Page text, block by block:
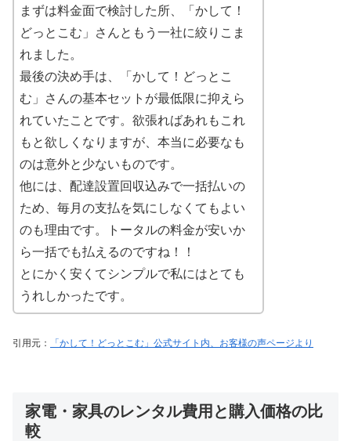
まずは料金面で検討した所、「かして！
どっとこむ」さんともう一社に絞りこま
れました。
最後の決め手は、「かして！どっとこ
む」さんの基本セットが最低限に抑えら
れていたことです。欲張ればあれもこれ
もと欲しくなりますが、本当に必要なも
のは意外と少ないものです。
他には、配達設置回収込みで一括払いの
ため、毎月の支払を気にしなくてもよい
のも理由です。トータルの料金が安いか
ら一括でも払えるのですね！！
とにかく安くてシンプルで私にはとても
うれしかったです。
引用元： 「かして！どっとこむ」公式サイト内、お客様の声ページより
家電・家具のレンタル費用と購入価格の比
較